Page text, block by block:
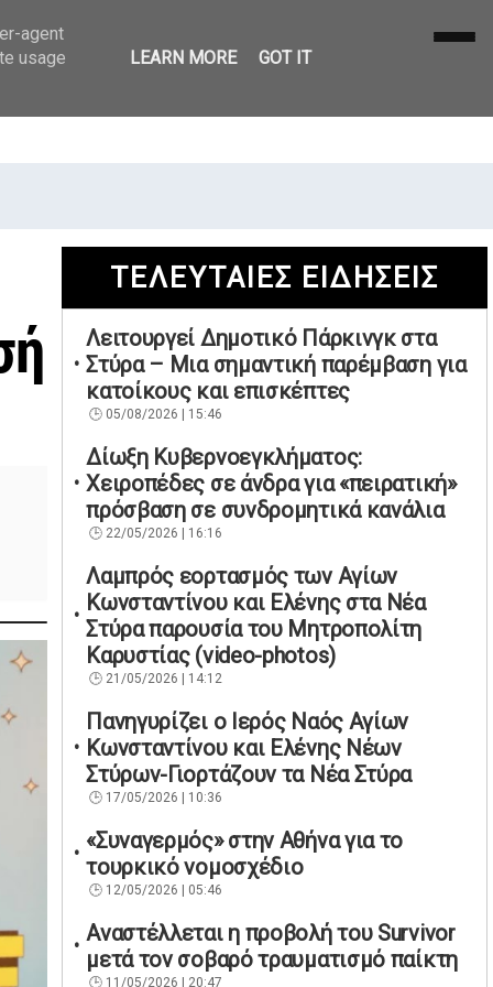
ΤΕΛΕΥΤΑΙΕΣ ΕΙΔΗΣΕΙΣ
Λειτουργεί Δημοτικό Πάρκινγκ στα
Στύρα – Μια σημαντική παρέμβαση για
κατοίκους και επισκέπτες
05/08/2026 | 15:46
Δίωξη Κυβερνοεγκλήματος:
Χειροπέδες σε άνδρα για «πειρατική»
πρόσβαση σε συνδρομητικά κανάλια
22/05/2026 | 16:16
Λαμπρός εορτασμός των Αγίων
Κωνσταντίνου και Ελένης στα Νέα
Στύρα παρουσία του Μητροπολίτη
Καρυστίας (video-photos)
21/05/2026 | 14:12
Πανηγυρίζει ο Ιερός Ναός Αγίων
Κωνσταντίνου και Ελένης Νέων
Στύρων-Γιορτάζουν τα Νέα Στύρα
17/05/2026 | 10:36
«Συναγερμός» στην Αθήνα για το
τουρκικό νομοσχέδιο
12/05/2026 | 05:46
Αναστέλλεται η προβολή του Survivor
μετά τον σοβαρό τραυματισμό παίκτη
11/05/2026 | 20:47
agent
usage
LEARN MORE GOT IT